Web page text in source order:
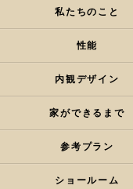
私たちのこと
性能
内観デザイン
家ができるまで
参考プラン
ショールーム